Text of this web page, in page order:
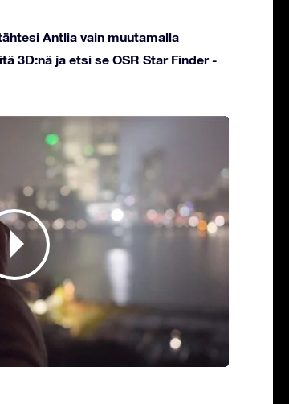
Antlia vain muutamalla
3D:nä ja etsi se OSR Star Finder -